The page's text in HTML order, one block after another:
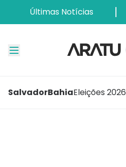
Últimas Notícias
SalvadorBahiaEleições 2026